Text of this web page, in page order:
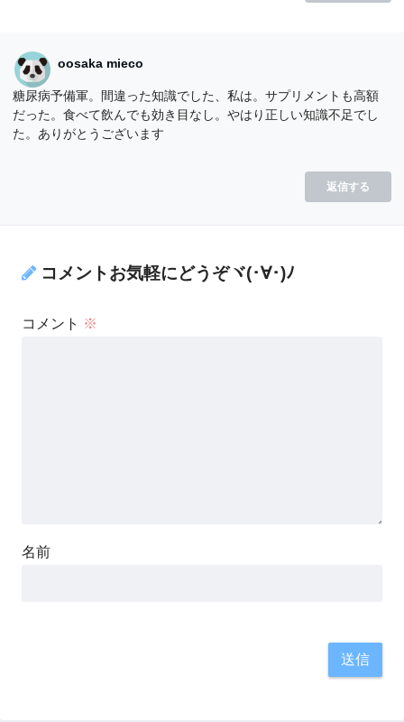
oosaka mieco
糖尿病予備軍。間違った知識でした、私は。サプリメントも高額
だった。食べて飲んでも効き目なし。やはり正しい知識不足でし
た。ありがとうございます
返信する
コメントお気軽にどうぞヾ(･∀･)ﾉ
コメント ※
名前